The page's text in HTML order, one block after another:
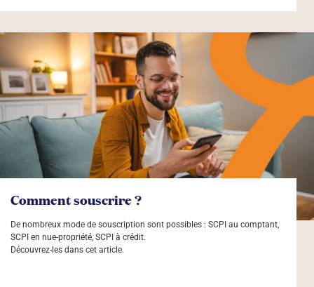
Comment souscrire ?
De nombreux mode de souscription sont possibles : SCPI au comptant,
SCPI en nue-propriété, SCPI à crédit.
Découvrez-les dans cet article.